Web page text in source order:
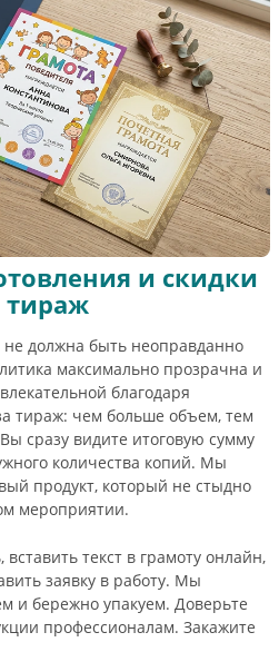
и скидки
тираж
должна быть неоправданно
максимально прозрачна и
благодаря
тираж: чем больше объем, тем
сразу видите итоговую сумму
количества копий. Мы
продукт, который не стыдно
мероприятии.
текст в грамоту онлайн,
заявку в работу. Мы
и бережно упакуем. Доверьте
профессионалам. Закажите